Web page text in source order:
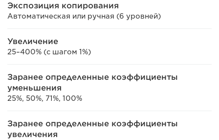
Экспозиция копирования
Автоматическая или ручная (6 уровней)
Увеличение
25–400% (с шагом 1%)
Заранее определенные коэффициенты
уменьшения
25%, 50%, 71%, 100%
Заранее определенные коэффициенты
увеличения